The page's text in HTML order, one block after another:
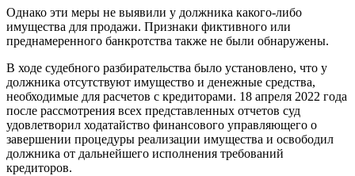
Однако эти меры не выявили у должника какого-либо
имущества для продажи. Признаки фиктивного или
преднамеренного банкротства также не были обнаружены.
В ходе судебного разбирательства было установлено, что у
должника отсутствуют имущество и денежные средства,
необходимые для расчетов с кредиторами. 18 апреля 2022 года
после рассмотрения всех представленных отчетов суд
удовлетворил ходатайство финансового управляющего о
завершении процедуры реализации имущества и освободил
должника от дальнейшего исполнения требований
кредиторов.